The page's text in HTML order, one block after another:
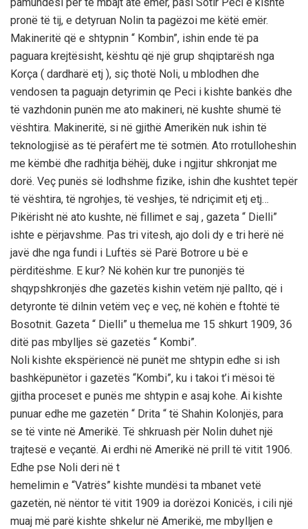
pamundësi për të mbajt atë emër, pasi Sotir Peci e kishte
pronë të tij, e detyruan Nolin ta pagëzoi me këtë emër.
Makineritë që e shtypnin “ Kombin”, ishin ende të pa
paguara krejtësisht, kështu që një grup shqiptarësh nga
Korça ( dardharë etj ), siç thotë Noli, u mblodhen dhe
vendosen ta paguajn detyrimin qe Peci i kishte bankës dhe
të vazhdonin punën me ato makineri, në kushte shumë të
vështira. Makineritë, si në gjithë Amerikën nuk ishin të
teknologjisë as të përafërt me të sotmën. Ato rrotulloheshin
me këmbë dhe radhitja bëhëj, duke i ngjitur shkronjat me
dorë. Veç punës së lodhshme fizike, ishin dhe kushtet tepër
të vështira, të ngrohjes, të veshjes, të ndriçimit etj etj…
Pikërisht në ato kushte, në fillimet e saj , gazeta “ Dielli”
ishte e përjavshme. Pas tri vitesh, ajo doli dy e tri herë në
javë dhe nga fundi i Luftës së Parë Botrore u bë e
përditëshme. E kur? Në kohën kur tre punonjës të
shqypshkronjës dhe gazetës kishin vetëm një pallto, që i
detyronte të dilnin vetëm veç e veç, në kohën e ftohtë të
Bosotnit. Gazeta “ Dielli” u themelua me 15 shkurt 1909, 36
ditë pas mbylljes së gazetës “ Kombi”.
Noli kishte ekspëriencë në punët me shtypin edhe si ish
bashkëpunëtor i gazetës “Kombi”, ku i takoi t’i mësoi të
gjitha proceset e punës me shtypin e asaj kohe. Ai kishte
punuar edhe me gazetën “ Drita “ të Shahin Kolonjës, para
se të vinte në Amerikë. Të shkruash për Nolin duhet një
trajtesë e veçantë. Ai erdhi në Amerikë në prill të vitit 1906.
Edhe pse Noli deri në t
hemelimin e “Vatrës” kishte mundësi ta mbanet vetë
gazetën, në nëntor të vitit 1909 ia dorëzoi Konicës, i cili një
muaj më parë kishte shkelur në Amerikë, me mbylljen e